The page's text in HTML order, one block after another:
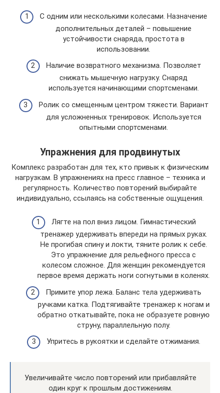
С одним или несколькими колесами. Назначение
дополнительных деталей – повышение
устойчивости снаряда, простота в
использовании.
Наличие возвратного механизма. Позволяет
снижать мышечную нагрузку. Снаряд
используется начинающими спортсменами.
Ролик со смещенным центром тяжести. Вариант
для усложненных тренировок. Используется
опытными спортсменами.
Упражнения для продвинутых
Комплекс разработан для тех, кто привык к физическим
нагрузкам. В упражнениях на пресс главное – техника и
регулярность. Количество повторений выбирайте
индивидуально, ссылаясь на собственные ощущения.
Лягте на пол вниз лицом. Гимнастический
тренажер удерживать впереди на прямых руках.
Не прогибая спину и локти, тяните ролик к себе.
Это упражнение для рельефного пресса с
колесом сложное. Для женщин рекомендуется
первое время держать ноги согнутыми в коленях.
Примите упор лежа. Баланс тела удерживать
ручками катка. Подтягивайте тренажер к ногам и
обратно откатывайте, пока не образуете ровную
струну, параллельную полу.
Упритесь в рукоятки и сделайте отжимания.
Увеличивайте число повторений или прибавляйте
один круг к прошлым достижениям.